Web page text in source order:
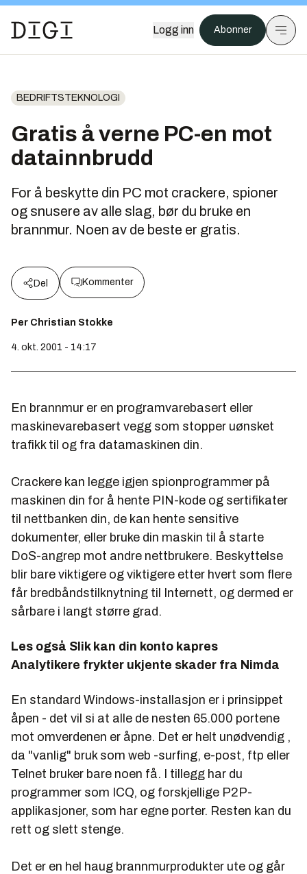
Logg inn Abonner
BEDRIFTSTEKNOLOGI
Gratis å verne PC-en mot
datainnbrudd
For å beskytte din PC mot crackere, spioner
og snusere av alle slag, bør du bruke en
brannmur. Noen av de beste er gratis.
Del Kommenter
Per Christian Stokke
4. okt. 2001 - 14:17
En brannmur er en programvarebasert eller
maskinevarebasert vegg som stopper uønsket
trafikk til og fra datamaskinen din.
Crackere kan legge igjen spionprogrammer på
maskinen din for å hente PIN-kode og sertifikater
til nettbanken din, de kan hente sensitive
dokumenter, eller bruke din maskin til å starte
DoS-angrep mot andre nettbrukere. Beskyttelse
blir bare viktigere og viktigere etter hvert som flere
får bredbåndstilknytning til Internett, og dermed er
sårbare i langt større grad.
Les også Slik kan din konto kapres
Analytikere frykter ukjente skader fra Nimda
En standard Windows-installasjon er i prinsippet
åpen - det vil si at alle de nesten 65.000 portene
mot omverdenen er åpne. Det er helt unødvendig ,
da "vanlig" bruk som web -surfing, e-post, ftp eller
Telnet bruker bare noen få. I tillegg har du
programmer som ICQ, og forskjellige P2P-
applikasjoner, som har egne porter. Resten kan du
rett og slett stenge.
Det er en hel haug brannmurprodukter ute og går